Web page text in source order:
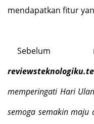
mendapatkan fitur
Sebelum
memperingati Hari
semoga semakin maju